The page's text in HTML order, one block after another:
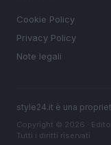
Cookie Policy
Privacy Policy
Note legali
style24.it è una
Copyright © 2026 ·
Tutti i diritti riservati